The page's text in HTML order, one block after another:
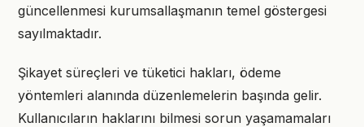
güncellenmesi kurumsallaşmanın temel göstergesi
sayılmaktadır.
Şikayet süreçleri ve tüketici hakları, ödeme
yöntemleri alanında düzenlemelerin başında gelir.
Kullanıcıların haklarını bilmesi sorun yaşamamaları